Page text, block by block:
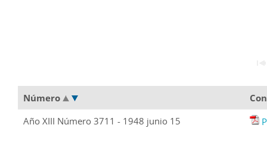
Número
Año XIII Número 3711 - 1948 junio 15